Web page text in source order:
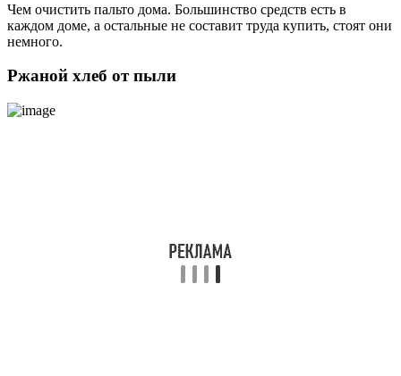
Чем очистить пальто дома. Большинство средств есть в
каждом доме, а остальные не составит труда купить, стоят они
немного.
Ржаной хлеб от пыли